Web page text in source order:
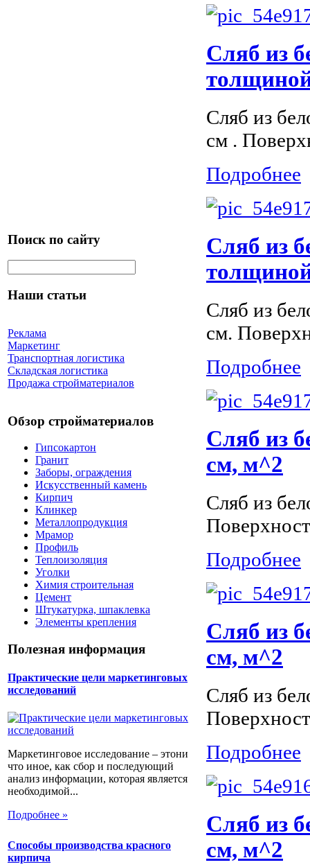
Поиск по сайту
Наши статьи
Реклама
Маркетинг
Транспортная логистика
Складская логистика
Продажа стройматериалов
Обзор стройматериалов
Гипсокартон
Гранит
Заборы, ограждения
Искусственный камень
Кирпич
Клинкер
Металлопродукция
Мрамор
Профиль
Теплоизоляция
Уголки
Химия строительная
Цемент
Штукатурка, шпаклевка
Элементы крепления
Полезная информация
Практические цели маркетинговых
исследований
Маркетинговое исследование – этони
что иное, как сбор и последующий
анализ информации, которая является
необходимой...
Подробнее »
Способы производства красного
кирпича
Сляб из
Сляб из
см .
Подробнее
Сляб из
Сляб из
см.
Подробнее
Сляб из
см, м^2
Сляб из
Подробнее
Сляб из
см, м^2
Сляб из
Подробнее
Сляб из
см, м^2